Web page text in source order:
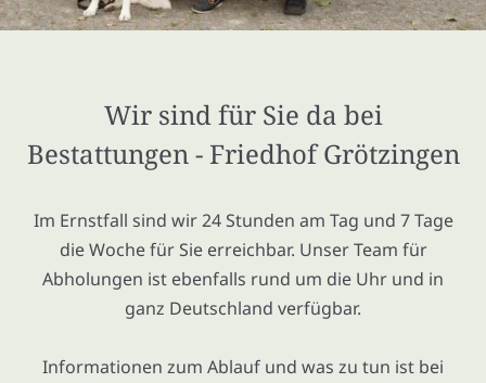
Wir sind für Sie da bei
Bestattungen - Friedhof Grötzingen
Im Ernstfall sind wir 24 Stunden am Tag und 7 Tage
die Woche für Sie erreichbar. Unser Team für
Abholungen ist ebenfalls rund um die Uhr und in
ganz Deutschland verfügbar.
Informationen zum Ablauf und was zu tun ist bei